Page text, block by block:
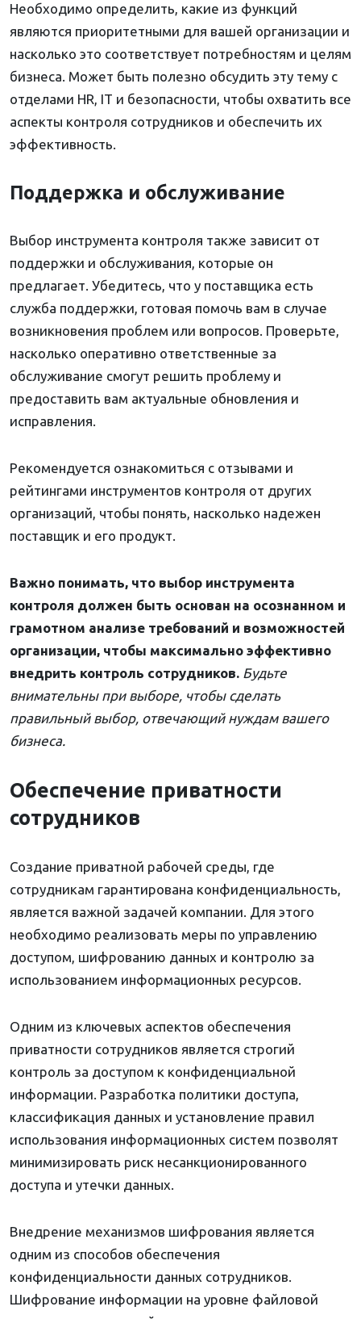
Необходимо определить, какие из функций
являются приоритетными для вашей организации и
насколько это соответствует потребностям и целям
бизнеса. Может быть полезно обсудить эту тему с
отделами HR, IT и безопасности, чтобы охватить все
аспекты контроля сотрудников и обеспечить их
эффективность.
Поддержка и обслуживание
Выбор инструмента контроля также зависит от
поддержки и обслуживания, которые он
предлагает. Убедитесь, что у поставщика есть
служба поддержки, готовая помочь вам в случае
возникновения проблем или вопросов. Проверьте,
насколько оперативно ответственные за
обслуживание смогут решить проблему и
предоставить вам актуальные обновления и
исправления.
Рекомендуется ознакомиться с отзывами и
рейтингами инструментов контроля от других
организаций, чтобы понять, насколько надежен
поставщик и его продукт.
Важно понимать, что выбор инструмента
контроля должен быть основан на осознанном и
грамотном анализе требований и возможностей
организации, чтобы максимально эффективно
внедрить контроль сотрудников. Будьте
внимательны при выборе, чтобы сделать
правильный выбор, отвечающий нуждам вашего
бизнеса.
Обеспечение приватности
сотрудников
Создание приватной рабочей среды, где
сотрудникам гарантирована конфиденциальность,
является важной задачей компании. Для этого
необходимо реализовать меры по управлению
доступом, шифрованию данных и контролю за
использованием информационных ресурсов.
Одним из ключевых аспектов обеспечения
приватности сотрудников является строгий
контроль за доступом к конфиденциальной
информации. Разработка политики доступа,
классификация данных и установление правил
использования информационных систем позволят
минимизировать риск несанкционированного
доступа и утечки данных.
Внедрение механизмов шифрования является
одним из способов обеспечения
конфиденциальности данных сотрудников.
Шифрование информации на уровне файловой